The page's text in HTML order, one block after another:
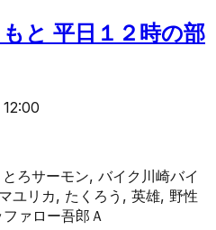
と 平日１２時の部
ろサーモン, バイク川崎バイ
ユリカ, たくろう, 英雄, 野性
ァロー吾郎Ａ